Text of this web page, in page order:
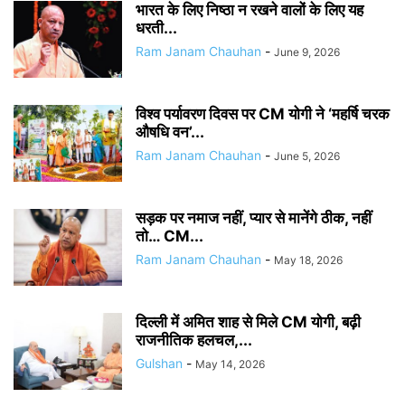
भारत के लिए निष्ठा न रखने वालों के लिए यह
धरती...
Ram Janam Chauhan - June 9, 2026
विश्व पर्यावरण दिवस पर CM योगी ने ‘महर्षि चरक
औषधि वन’...
Ram Janam Chauhan - June 5, 2026
सड़क पर नमाज नहीं, प्यार से मानेंगे ठीक, नहीं
तो… CM...
Ram Janam Chauhan - May 18, 2026
दिल्ली में अमित शाह से मिले CM योगी, बढ़ी
राजनीतिक हलचल,...
Gulshan - May 14, 2026